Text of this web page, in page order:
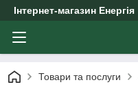
Інтернет-магазин Енергія
Товари та послуги